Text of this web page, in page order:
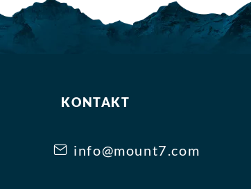
KONTAKT
info@mount7.com